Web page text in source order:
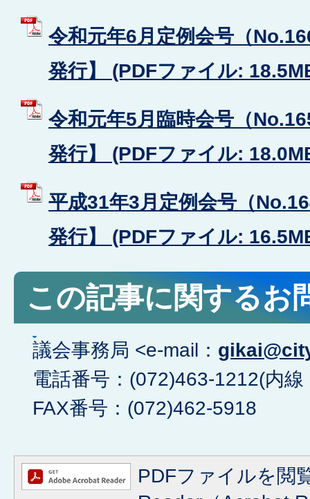
令和元年6月定例会号（
発行】 (PDFファイル:
令和元年5月臨時会号（
発行】 (PDFファイル:
平成31年3月定例会号（
発行】 (PDFファイル:
この記事に関するお
議会事務局 <e-mail：
電話番号：(072)463-1212(内線
FAX番号：(072)462-5918
PDFファイルを閲